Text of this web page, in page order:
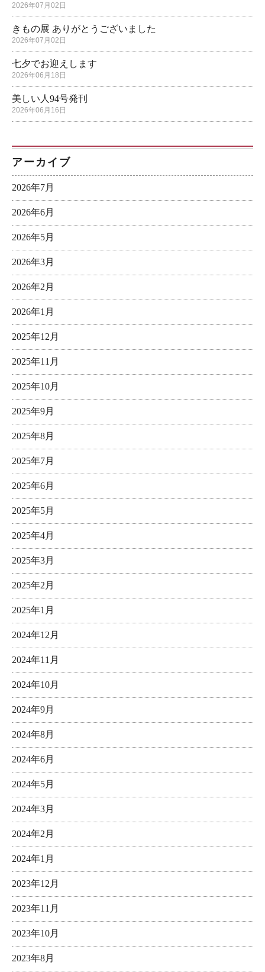
2026年07月02日
きもの展 ありがとうございました
2026年07月02日
七夕でお迎えします
2026年06月18日
美しい人94号発刊
2026年06月16日
アーカイブ
2026年7月
2026年6月
2026年5月
2026年3月
2026年2月
2026年1月
2025年12月
2025年11月
2025年10月
2025年9月
2025年8月
2025年7月
2025年6月
2025年5月
2025年4月
2025年3月
2025年2月
2025年1月
2024年12月
2024年11月
2024年10月
2024年9月
2024年8月
2024年6月
2024年5月
2024年3月
2024年2月
2024年1月
2023年12月
2023年11月
2023年10月
2023年8月